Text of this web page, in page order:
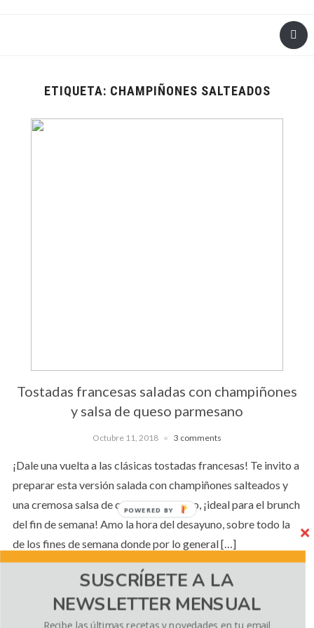
ETIQUETA: CHAMPIÑONES SALTEADOS
Tostadas francesas saladas con champiñones
y salsa de queso parmesano
Octubre 11, 2018 3 comments
¡Dale una vuelta a las clásicas tostadas francesas! Te invito a
preparar esta versión salada con champiñones salteados y
una cremosa salsa de queso parmesano, ¡ideal para el brunch
del fin de semana! Amo la hora del desayuno, sobre todo la
de los fines de semana donde por lo general […]
CONTINUE READING
SUSCRÍBETE A LA
NEWSLETTER MENSUAL
POWERED BY